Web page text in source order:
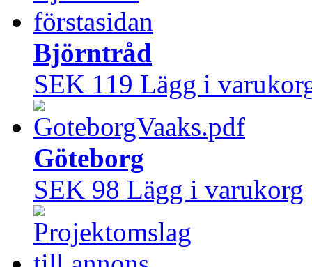
Björntråd
SEK 119 Lägg i
Göteborg
SEK 98 Lägg i varukorg